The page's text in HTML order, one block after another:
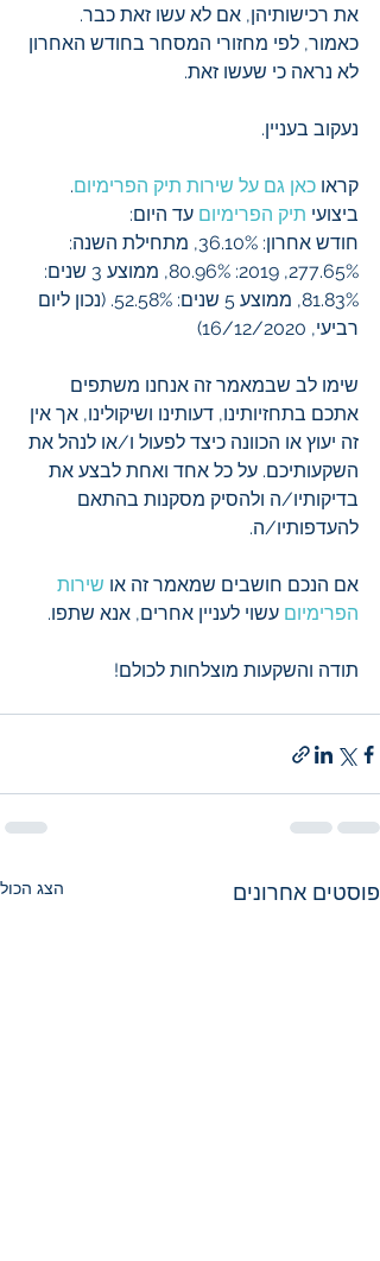
את רכישותיהן, אם לא עשו זאת כבר.
כאמור, לפי מחזורי המסחר בחודש האחרון
לא נראה כי שעשו זאת.
נעקוב בעניין.
קראו כאן גם על שירות תיק הפרימיום.
ביצועי תיק הפרימיום עד היום:
חודש אחרון: 36.10%, מתחילת השנה:
277.65%, 2019: 80.96%, ממוצע 3 שנים:
81.83%, ממוצע 5 שנים: 52.58%. (נכון ליום
רביעי, 16/12/2020)
שימו לב שבמאמר זה אנחנו משתפים
אתכם בתחזיותינו, דעותינו ושיקולינו, אך אין
זה יעוץ או הכוונה כיצד לפעול ו/או לנהל את
השקעותיכם. על כל אחד ואחת לבצע את
בדיקותיו/ה ולהסיק מסקנות בהתאם
להעדפותיו/ה.
אם הנכם חושבים שמאמר זה או שירות
הפרימיום עשוי לעניין אחרים, אנא שתפו.
תודה והשקעות מוצלחות לכולם!
פוסטים אחרונים הצג הכול